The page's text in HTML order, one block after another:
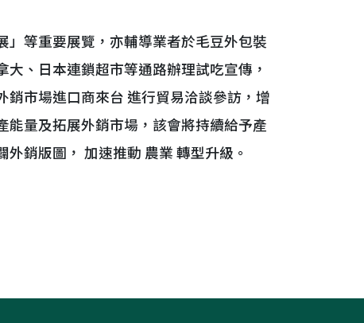
」等重要展覽，亦輔導業者於毛豆外包裝
、日本連鎖超市等通路辦理試吃宣傳，
銷市場進口商來台 進行貿易洽談參訪，增
能量及拓展外銷市場，該會將持續給予產
銷版圖， 加速推動 農業 轉型升級。